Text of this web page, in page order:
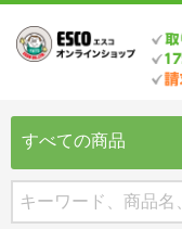
すべての商品